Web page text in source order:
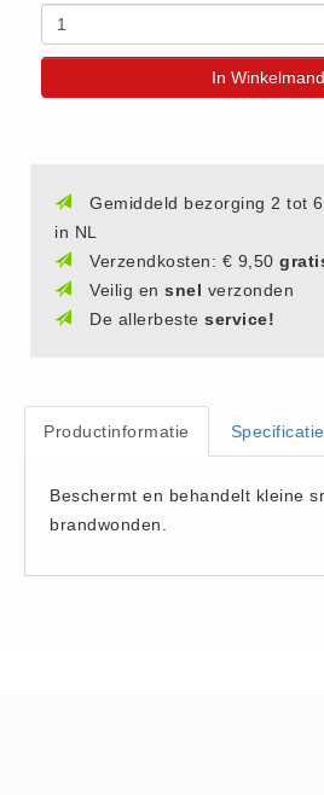
AED elektroden (18)
AED tassen (14)
Beademings materialen (6)
BHV kasten (5)
BHV Kleding
Hesjes (9)
BHV middelen
Kleding - Hesjes (0)
Blusdekens (1)
Brandblussers (0)
In Winkelmand
Gemiddeld bezorging 2 tot
in NL
Verzendkosten: € 9,50
Veilig en snel verzonden
De allerbeste service!
Productinformatie
Beschermt en behandelt kleine
brandwonden.